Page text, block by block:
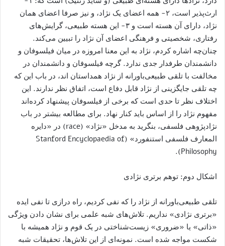
ارث‌پذیر است، ۲- همه اعضای یک نژاد، و نیز صرفا اعضای همان
نژاد، دارای آن هسته است و ۳- این هسته طبیعی، گرایش‌های
رفتاری، شخصیتی و فرهنگی اعضای آن نژاد را تبیین می‌کند.
چنان‌چه اشاره کردم، نژاد به این معنا امروزه در میان فیلسوفان و
دانشمندان طرفدار جدی ندارد. گرچه فیلسوفان و دانشمندان در
مخالفت با تلقی طبیعی‌باورانه از نژاد همداستان‌ اند، در باب این‌ که
چه تلقی جایگزینی از نژاد قابل دفاع است، اتفاق نظر ندارند. این
اختلاف نظر تا حدی است که برخی از فیلسوفان پیشنهاد کرده‌اند
مفهوم نژاد را از اساس باید کنار نهاد. برای مطالعه بیشتر در باب
نژادپژوهی فلسفی، بنگرید به مدخل «نژاد» (race) در «دایره
المعارف فلسفی استنفورد» (Stanford Encyclopaedia of
Philosophy).
اشکال دوم: توهم برتری نژادی
تلقی طبیعی‌باورانه از نژاد را که نفی کردیم، راه درازی تا نفی ایده
«برتری نژادی» نداریم. تلاش‌های شبه علمی برای نشان دادن ویژگی
«ذاتی» یا «ضروری» زیست‌شناختی در یک قوم و نژاد همیشه با
شکست مواجه شده است. نمونه‌ای از این تلاش‌ها، تحقیقات شبه